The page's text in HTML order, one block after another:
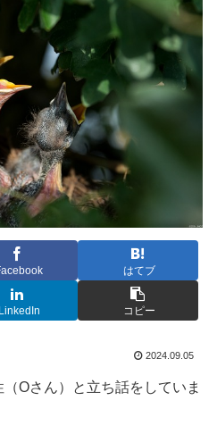
はてブ
LinkedIn コピー
2024.09.05
Oさん）と立ち話をしていま